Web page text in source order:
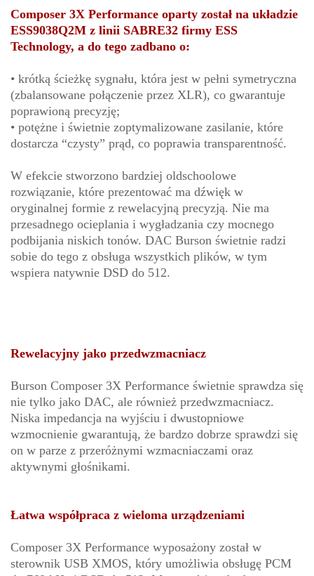
Composer 3X Performance oparty został na układzie
ESS9038Q2M z linii SABRE32 firmy ESS
Technology, a do tego zadbano o:
• krótką ścieżkę sygnału, która jest w pełni symetryczna
(zbalansowane połączenie przez XLR), co gwarantuje
poprawioną precyzję;
• potężne i świetnie zoptymalizowane zasilanie, które
dostarcza “czysty” prąd, co poprawia transparentność.
W efekcie stworzono bardziej oldschoolowe
rozwiązanie, które prezentować ma dźwięk w
oryginalnej formie z rewelacyjną precyzją. Nie ma
przesadnego ocieplania i wygładzania czy mocnego
podbijania niskich tonów. DAC Burson świetnie radzi
sobie do tego z obsługa wszystkich plików, w tym
wspiera natywnie DSD do 512.
Rewelacyjny jako przedwzmacniacz
Burson Composer 3X Performance świetnie sprawdza się
nie tylko jako DAC, ale również przedwzmacniacz.
Niska impedancja na wyjściu i dwustopniowe
wzmocnienie gwarantują, że bardzo dobrze sprawdzi się
on w parze z przeróżnymi wzmacniaczami oraz
aktywnymi głośnikami.
Łatwa współpraca z wieloma urządzeniami
Composer 3X Performance wyposażony został w
sterownik USB XMOS, który umożliwia obsługę PCM